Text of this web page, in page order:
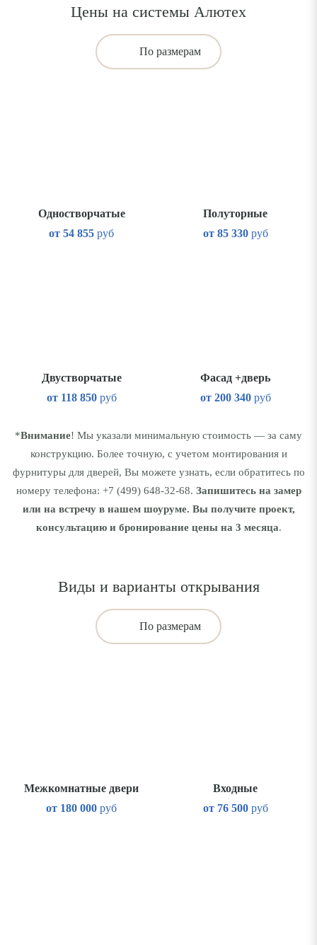
Цены на системы Алютех
По размерам
Одностворчатые
от54 855 руб
Полуторные
от 85 330 руб
Двустворчатые
от 118 850 руб
Фасад +дверь
от 200 340 руб
*Внимание! Мы указали минимальную стоимость — за саму
конструкцию. Более точную, с учетом монтирования и
фурнитуры для дверей, Вы можете узнать, если обратитесь по
номеру телефона: +7 (499) 648-32-68. Запишитесь на замер
или на встречу в нашем шоуруме. Вы получите проект,
консультацию и бронирование цены на 3 месяца.
Виды и варианты открывания
По размерам
Межкомнатные двери
от 180 000 руб
Входные
от 76 500 руб